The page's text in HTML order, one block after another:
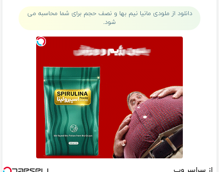
دانلود از ملودی مانیا نیم بها و نصف حجم برای شما محاسبه می
شود.